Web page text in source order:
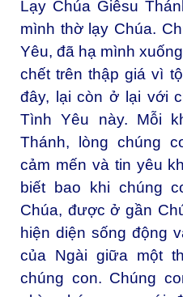
Lạy Chúa Giêsu
mình thờ lạy Chúa.
Yêu, đã hạ mình
chết trên thập giá vì
đây, lại còn ở lại với
Tình Yêu này. Mỗi
Thánh, lòng chúng
cảm mến và tin yêu
biết bao khi chúng
Chúa, được ở gần
hiện diện sống động
của Ngài giữa một
chúng con. Chúng